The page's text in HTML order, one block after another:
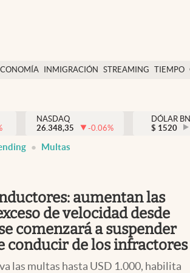
INMIGRACIÓN STREAMING TIEMPO
México
NASDAQ
26.348,35
-0.06%
DÓLAR
$ 1520
Multas
aumentan las
de velocidad desde
comenzará a suspender
conducir de los infractores
las multas hasta USD 1.000, habilita